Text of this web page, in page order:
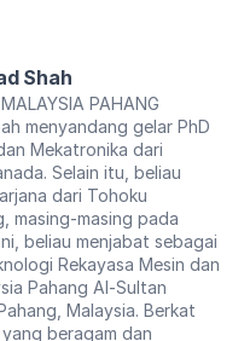
Shah
PAHANG
menyandang gelar PhD
Mekatronika dari
Selain itu, beliau
dari Tohoku
masing-masing pada
beliau menjabat sebagai
Rekayasa Mesin dan
Pahang Al-Sultan
Malaysia. Berkat
beragam dan